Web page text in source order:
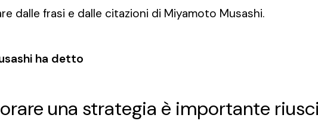
dalle frasi e dalle citazioni di Miyamoto Musashi.
ha detto
una strategia è importante